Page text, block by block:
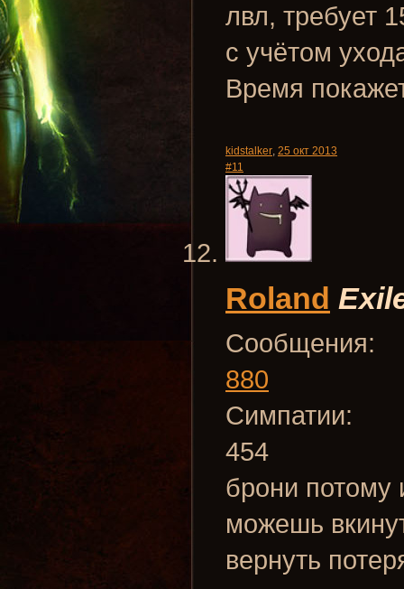
лвл, требует
с учётом
Время
kidstalker, 25 окт 2013
#11
Roland
Сообщения:
880
Симпатии:
454
брони потому
можешь
вернуть